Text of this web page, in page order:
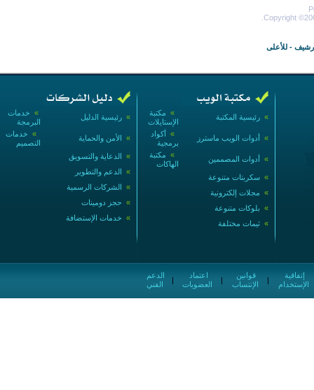
Copyright
- للأعلى
» خدمات
البرمجة
» رئيسية الدليل
» خدمات
التصميم
» الأمن والحماية
» الدعاية والتسويق
» الدعم والتطوير
» الشركات الرسمية
» حجز دومينات
» خدمات الإستضافة
» مكتبة
الإستايلات
» رئيسية المكتبة
» أكواد
برمجية
» أدوات الويب ماسترز
» مكتبة
الهاكات
» أدوات المصممين
» سكربتات متنوعة
» مجلات إلكترونية
» بلوكات متنوعة
» ثيمات مختلفة
الفني
|
العضويات
|
الإنتساب
|
الإستخدام